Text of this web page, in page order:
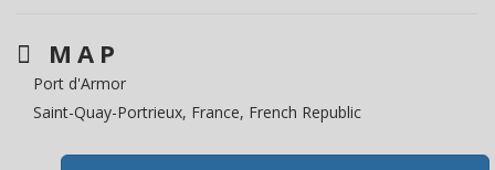
MAP
Port d'Armor
Saint-Quay-Portrieux, France, French Republic